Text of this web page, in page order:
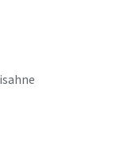
grisahne